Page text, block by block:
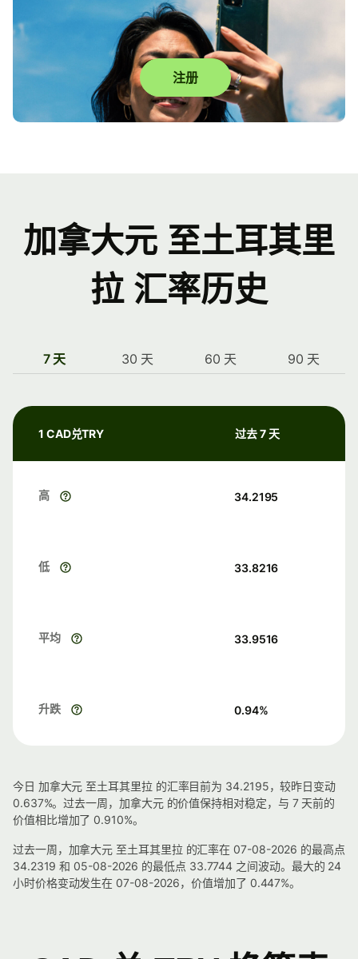
注册
加拿大元 至土耳其里
拉 汇率历史
7 天 30 天 60 天 90 天
1 CAD兑TRY 过去 7 天
高 34.2195
低 33.8216
平均 33.9516
升跌 0.94%
今日 加拿大元 至土耳其里拉 的汇率目前为 34.2195，较昨日变动
0.637%。过去一周，加拿大元 的价值保持相对稳定，与 7 天前的
价值相比增加了 0.910%。
过去一周，加拿大元 至土耳其里拉 的汇率在 07-08-2026 的最高点
34.2319 和 05-08-2026 的最低点 33.7744 之间波动。最大的 24
小时价格变动发生在 07-08-2026，价值增加了 0.447%。